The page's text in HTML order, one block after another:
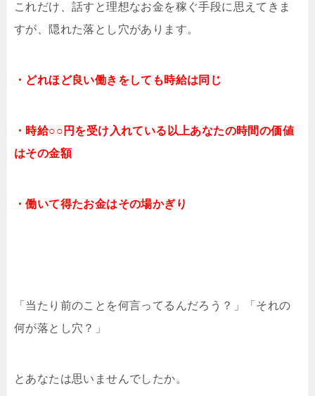
これだけ、話すと理想なお金を稼ぐ手段に思えてきま
すが、隠れた落とし穴があります。
・どれほど良い働きをしても時給は同じ
・時給○○円を受け入れている以上あなたの時間の価値
はその金額
・働いて得たお金はその場かぎり
「当たり前のことを何言ってるんだろう？」「それの
何が落とし穴？」
とあなたは思いませんでしたか。